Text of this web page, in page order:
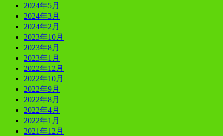
2024年5月
2024年3月
2024年2月
2023年10月
2023年8月
2023年1月
2022年12月
2022年10月
2022年9月
2022年8月
2022年4月
2022年1月
2021年12月